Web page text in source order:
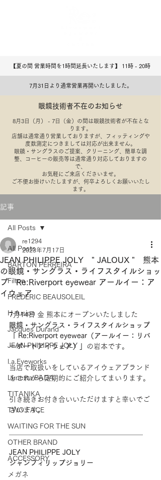
【夏の間 営業時間を1時間延長いたします】 11時 - 20​時
7月31日より通常営業再開いたしました。
眼鏡技術者不在のお知らせ
8月3日（月） - 7日（金）の間は眼鏡技術者が不在とな
ります。
店舗は通常通り営業しておりますが、フィッティングや
度数測定につきましては対応が出来ません。
​眼鏡・サングラスのご提案、クリーニング、簡単な調
整、コーヒーの販売等は通常通り対応しておりますの
で、
​お気軽にご来店くださいませ。
​ご不便お掛けいたしますが、何卒よろしくお願いいたし
ます。
記事
All Posts
BARTON PERREIRA
Filton
FREDERIC BEAUSOLEIL
H-fusion
Jacques Durand
JEAN PHILIPPE JOLY
l.a.Eyeworks
Lunetta BADA
TITANIKA
TWO FACE
WAITING FOR THE SUN
OTHER BRAND
ACCESSORY
メガネ
All Posts
JEAN PHILIPPE JOLY " JALOUX " 熊本
の眼鏡・サングラス・ライフスタイルショッ
プ Re:Riverport eyewear アールイー：ア
イウェア
re1294
2023年7月17日
7月14日 金 熊本にオープンいたしました
眼鏡・サングラス・ライフスタイルショップ
「 Re:Riverport eyewear（アールイー：リバ
ーポートアイウェア）」 の岩本です。
当店で取扱いをしているアイウェアブランド
をこれから定期的にご紹介してまいります。
引き続きお付き合いいただけますと幸いでご
ざいます。
＿＿＿＿＿＿＿＿＿＿＿＿＿＿＿＿＿＿＿
JEAN PHILIPPE JOLY
ジャンフィリップジョリー